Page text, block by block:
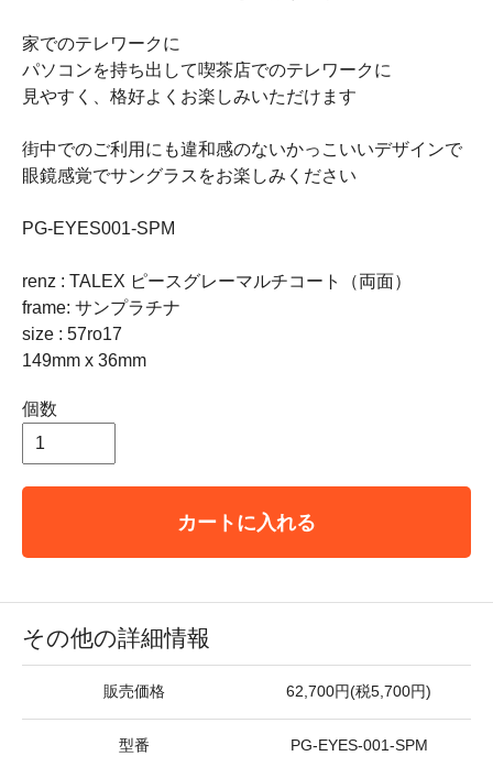
家でのテレワークに
パソコンを持ち出して喫茶店でのテレワークに
見やすく、格好よくお楽しみいただけます
街中でのご利用にも違和感のないかっこいいデザインで
眼鏡感覚でサングラスをお楽しみください
PG-EYES001-SPM
renz : TALEX ピースグレーマルチコート（両面）
frame: サンプラチナ
size : 57ro17
149mm x 36mm
個数
カートに入れる
その他の詳細情報
販売価格 62,700円(税5,700円)
型番 PG-EYES-001-SPM